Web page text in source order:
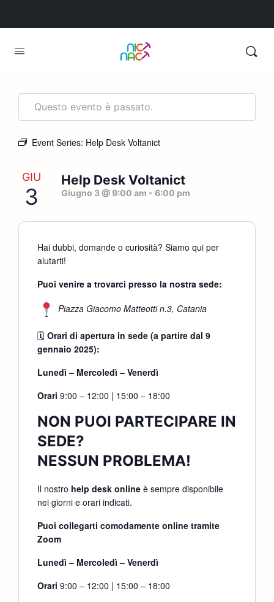
Questo evento è passato.
Event Series: Help Desk Voltanict
GIU
3
Help Desk Voltanict
Giugno 3 @ 9:00 am - 6:00 pm
Hai dubbi, domande o curiosità? Siamo qui per
aiutarti!
Puoi venire a trovarci presso la nostra sede:
Piazza Giacomo Matteotti n.3, Catania
🗓 Orari di apertura in sede (a partire dal 9
gennaio 2025):
Lunedì – Mercoledì – Venerdì
Orari 9:00 – 12:00 | 15:00 – 18:00
NON PUOI PARTECIPARE IN
SEDE?
NESSUN PROBLEMA!
Il nostro help desk online è sempre disponibile
nei giorni e orari indicati.
Puoi collegarti comodamente online tramite
Zoom
Lunedì – Mercoledì – Venerdì
Orari 9:00 – 12:00 | 15:00 – 18:00